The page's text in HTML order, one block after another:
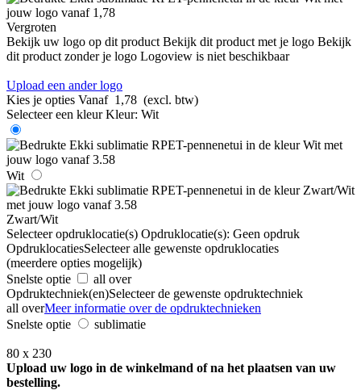
Vergroten
Bekijk uw logo op dit product Bekijk dit product met je logo Bekijk
dit product zonder je logo Logoview is niet beschikbaar
Upload een ander logo
Kies je opties Vanaf 1,78 (excl. btw)
Selecteer een kleur Kleur: Wit
Wit
Zwart/Wit
Selecteer opdruklocatie(s) Opdruklocatie(s): Geen opdruk
OpdruklocatiesSelecteer alle gewenste opdruklocaties
(meerdere opties mogelijk)
Snelste optie
all over
Opdruktechniek(en)Selecteer de gewenste opdruktechniek
all overMeer informatie over de opdruktechnieken
Snelste optie
sublimatie
80 x 230
Upload uw logo in de winkelmand of na het plaatsen van uw
bestelling.